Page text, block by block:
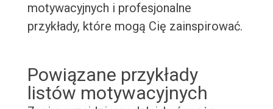
motywacyjnych i profesjonalne
przykłady, które mogą Cię zainspirować.
Powiązane przykłady
listów motywacyjnych